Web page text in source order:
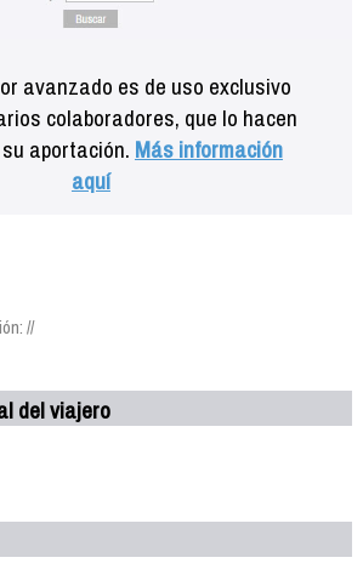
avanzado es de uso exclusivo
colaboradores, que lo hacen
aportación. Más información
aquí
//
del viajero